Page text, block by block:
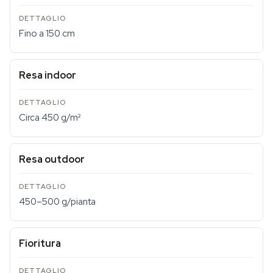
Fino a 150 cm
Resa indoor
Circa 450 g/m²
Resa outdoor
450–500 g/pianta
Fioritura